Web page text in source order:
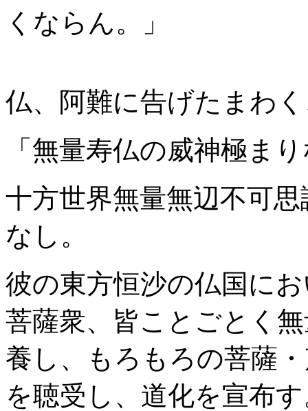
くならん。」
仏、阿難に告げたまわ
「無量寿仏の威神極ま
十方世界無量無辺不可
なし。
彼の東方恒沙の仏国に
菩薩衆、皆ことごとく
養し、もろもろの菩薩
を聴受し、道化を宣布